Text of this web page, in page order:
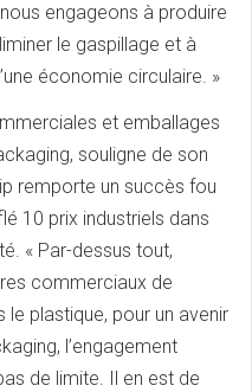
engageons à produire
le gaspillage et à
économie circulaire. »
et emballages
souligne de son
remporte un succès fou
10 prix industriels dans
« Par-dessus tout,
commerciaux de
le plastique, pour un avenir
l’engagement
de limite. Il en est de